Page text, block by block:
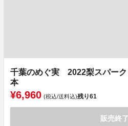
千葉のめぐ実 2022梨スパー
本
¥6,960 (税込/送料込)残り61
販売終了